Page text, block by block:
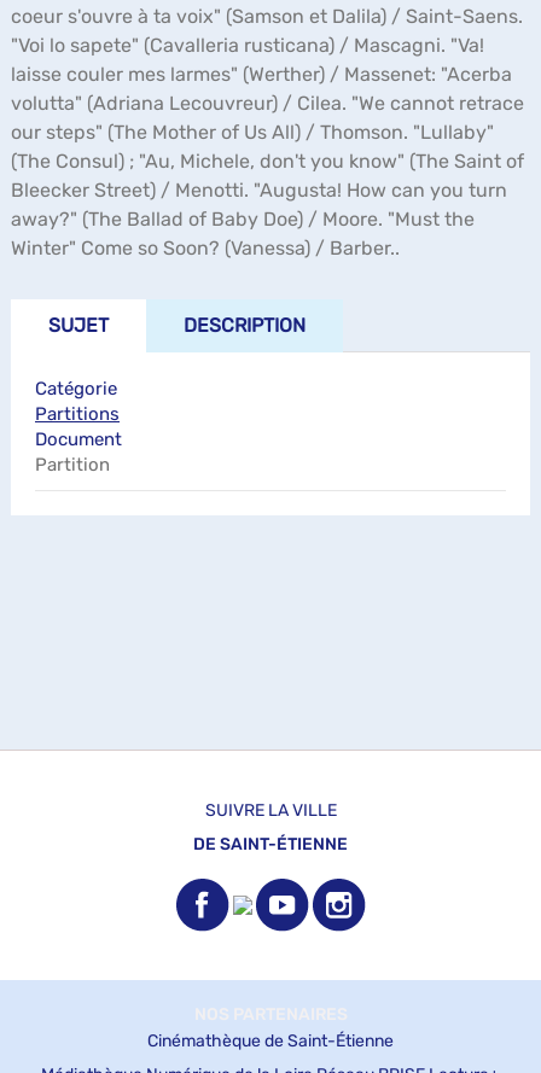
coeur s'ouvre à ta voix" (Samson et Dalila) / Saint-Saens.
"Voi lo sapete" (Cavalleria rusticana) / Mascagni. "Va!
laisse couler mes larmes" (Werther) / Massenet: "Acerba
volutta" (Adriana Lecouvreur) / Cilea. "We cannot retrace
our steps" (The Mother of Us All) / Thomson. "Lullaby"
(The Consul) ; "Au, Michele, don't you know" (The Saint of
Bleecker Street) / Menotti. "Augusta! How can you turn
away?" (The Ballad of Baby Doe) / Moore. "Must the
Winter" Come so Soon? (Vanessa) / Barber..
SUJET DESCRIPTION
Catégorie
Partitions
Document
Partition
SUIVRE LA VILLE
DE SAINT-ÉTIENNE
NOS PARTENAIRES
Cinémathèque de Saint-Étienne